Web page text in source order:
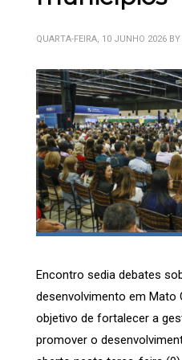
QUARTA-FEIRA, 10 JUNHO 2026 BY
Encontro sedia debates
desenvolvimento em Mato
objetivo de fortalecer a
promover o